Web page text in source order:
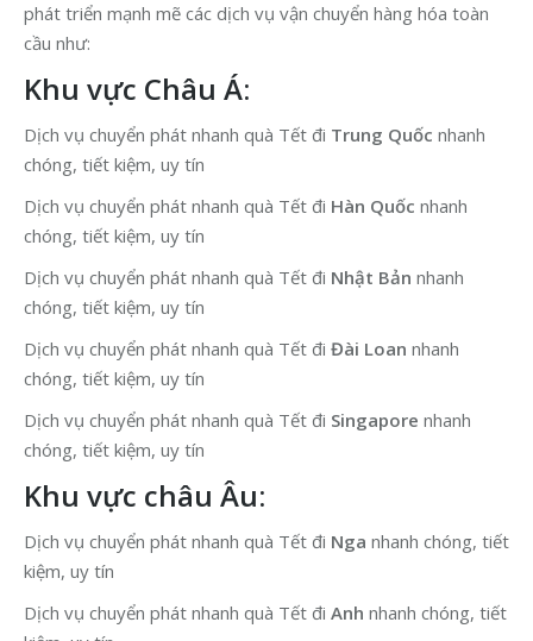
phát triển mạnh mẽ các dịch vụ vận chuyển hàng hóa toàn
cầu như:
Khu vực Châu Á:
Dịch vụ chuyển phát nhanh quà Tết đi Trung Quốc nhanh
chóng, tiết kiệm, uy tín
Dịch vụ chuyển phát nhanh quà Tết đi Hàn Quốc nhanh
chóng, tiết kiệm, uy tín
Dịch vụ chuyển phát nhanh quà Tết đi Nhật Bản nhanh
chóng, tiết kiệm, uy tín
Dịch vụ chuyển phát nhanh quà Tết đi Đài Loan nhanh
chóng, tiết kiệm, uy tín
Dịch vụ chuyển phát nhanh quà Tết đi Singapore nhanh
chóng, tiết kiệm, uy tín
Khu vực châu Âu:
Dịch vụ chuyển phát nhanh quà Tết đi Nga nhanh chóng, tiết
kiệm, uy tín
Dịch vụ chuyển phát nhanh quà Tết đi Anh nhanh chóng, tiết